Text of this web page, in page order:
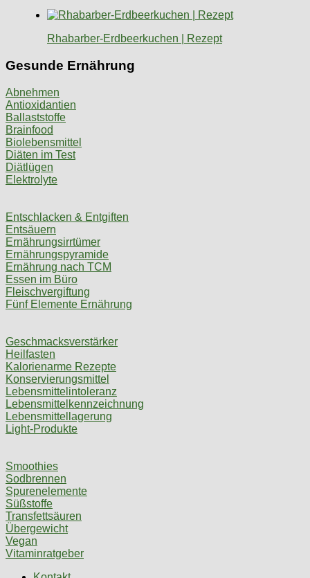
Rhabarber-Erdbeerkuchen | Rezept
Gesunde Ernährung
Abnehmen
Antioxidantien
Ballaststoffe
Brainfood
Biolebensmittel
Diäten im Test
Diätlügen
Elektrolyte
Entschlacken & Entgiften
Entsäuern
Ernährungsirrtümer
Ernährungspyramide
Ernährung nach TCM
Essen im Büro
Fleischvergiftung
Fünf Elemente Ernährung
Geschmacksverstärker
Heilfasten
Kalorienarme Rezepte
Konservierungsmittel
Lebensmittelintoleranz
Lebensmittelkennzeichnung
Lebensmittellagerung
Light-Produkte
Smoothies
Sodbrennen
Spurenelemente
Süßstoffe
Transfettsäuren
Übergewicht
Vegan
Vitaminratgeber